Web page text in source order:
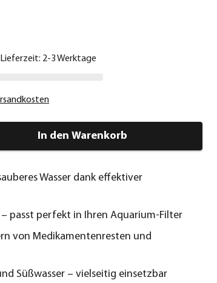
2-3 Werktage
In den Warenkorb
Wasser dank effektiver
passt perfekt in Ihren Aquarium-Filter
von Medikamentenresten und
Süßwasser – vielseitig einsetzbar